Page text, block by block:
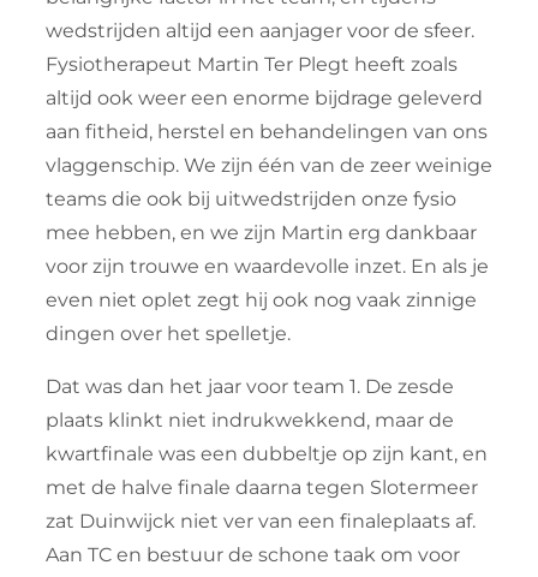
wedstrijden altijd een aanjager voor de sfeer.
Fysiotherapeut Martin Ter Plegt heeft zoals
altijd ook weer een enorme bijdrage geleverd
aan fitheid, herstel en behandelingen van ons
vlaggenschip. We zijn één van de zeer weinige
teams die ook bij uitwedstrijden onze fysio
mee hebben, en we zijn Martin erg dankbaar
voor zijn trouwe en waardevolle inzet. En als je
even niet oplet zegt hij ook nog vaak zinnige
dingen over het spelletje.
Dat was dan het jaar voor team 1. De zesde
plaats klinkt niet indrukwekkend, maar de
kwartfinale was een dubbeltje op zijn kant, en
met de halve finale daarna tegen Slotermeer
zat Duinwijck niet ver van een finaleplaats af.
Aan TC en bestuur de schone taak om voor